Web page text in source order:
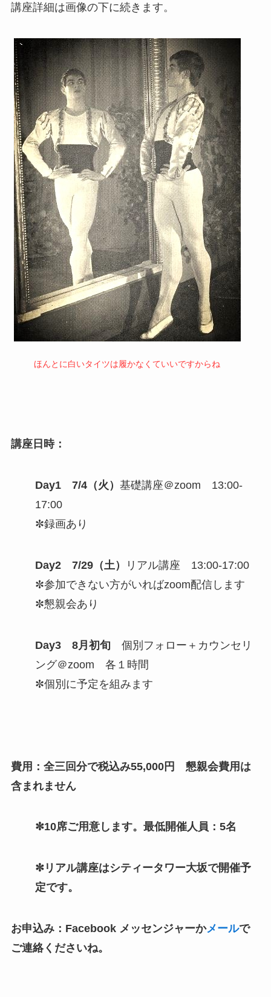
講座詳細は画像の下に続きます。
ほんとに白いタイツは履かなくていいですからね
講座日時：
Day1 7/4（火） 基礎講座＠zoom 13:00-
17:00
✼録画あり
Day2 7/29（土）
リアル講座 13:00-17:00
✼参加できない方がいればzoom配信します
✼懇親会あり
Day3 8月初旬 個別フォロー＋カウンセリ
ング＠zoom 各１時間
✼個別に予定を組みます
費用：全三回分で税込み55,000円 懇親会費用は
含まれません
✼10席ご用意します。最低開催人員：5名
✼リアル講座はシティータワー大坂で開催予
定です。
お申込み：Facebook メッセンジャーかメールで
ご連絡くださいね。